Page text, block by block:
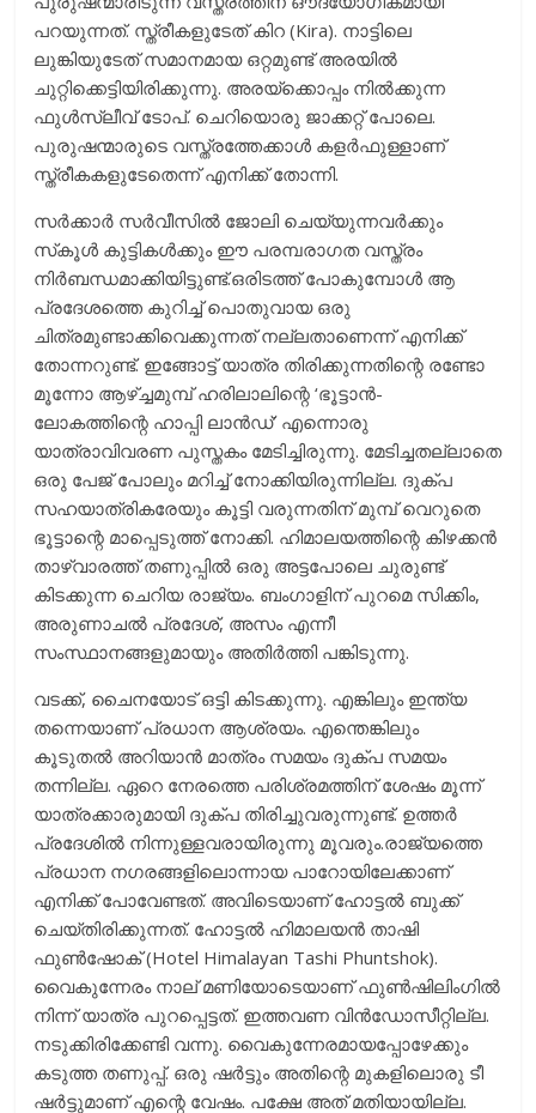
പറയുന്നത്. സ്ത്രീകളുടേത് കിറ (Kira). നാട്ടിലെ
ലുങ്കിയുടേത് സമാനമായ ഒറ്റമുണ്ട് അരയില്‍
ചുറ്റിക്കെട്ടിയിരിക്കുന്നു. അരയ്‌ക്കൊപ്പം നില്‍ക്കുന്ന
ഫുള്‍സ്ലീവ് ടോപ്. ചെറിയൊരു ജാക്കറ്റ് പോലെ.
പുരുഷന്മാരുടെ വസ്ത്രത്തേക്കാള്‍ കളര്‍ഫുള്ളാണ്
സ്ത്രീകകളുടേതെന്ന് എനിക്ക് തോന്നി.
സര്‍ക്കാര്‍ സര്‍വീസില്‍ ജോലി ചെയ്യുന്നവര്‍ക്കും
സ്‌കൂള്‍ കുട്ടികള്‍ക്കും ഈ പരമ്പരാഗത വസ്ത്രം
നിര്‍ബന്ധമാക്കിയിട്ടുണ്ട്.ഒരിടത്ത് പോകുമ്പോള്‍ ആ
പ്രദേശത്തെ കുറിച്ച് പൊതുവായ ഒരു
ചിത്രമുണ്ടാക്കിവെക്കുന്നത് നല്ലതാണെന്ന് എനിക്ക്
തോന്നറുണ്ട്. ഇങ്ങോട്ട് യാത്ര തിരിക്കുന്നതിന്റെ രണ്ടോ
മൂന്നോ ആഴ്ച്ചമുമ്പ് ഹരിലാലിന്റെ ‘ഭൂട്ടാന്‍-
ലോകത്തിന്റെ ഹാപ്പി ലാന്‍ഡ്’ എന്നൊരു
യാത്രാവിവരണ പുസ്തകം മേടിച്ചിരുന്നു. മേടിച്ചതല്ലാതെ
ഒരു പേജ് പോലും മറിച്ച് നോക്കിയിരുന്നില്ല. ദുക്പ
സഹയാത്രികരേയും കൂട്ടി വരുന്നതിന് മുമ്പ് വെറുതെ
ഭൂട്ടാന്റെ മാപ്പെടുത്ത് നോക്കി. ഹിമാലയത്തിന്റെ കിഴക്കന്‍
താഴ്‌വാരത്ത് തണുപ്പില്‍ ഒരു അട്ടപോലെ ചുരുണ്ട്
കിടക്കുന്ന ചെറിയ രാജ്യം. ബംഗാളിന് പുറമെ സിക്കിം,
അരുണാചല്‍ പ്രദേശ്, അസം എന്നീ
സംസ്ഥാനങ്ങളുമായും അതിര്‍ത്തി പങ്കിടുന്നു.
വടക്ക്, ചൈനയോട് ഒട്ടി കിടക്കുന്നു. എങ്കിലും ഇന്ത്യ
തന്നെയാണ് പ്രധാന ആശ്രയം. എന്തെങ്കിലും
കൂടുതല്‍ അറിയാന്‍ മാത്രം സമയം ദുക്പ സമയം
തന്നില്ല. ഏറെ നേരത്തെ പരിശ്രമത്തിന് ശേഷം മൂന്ന്
യാത്രക്കാരുമായി ദുക്പ തിരിച്ചുവരുന്നുണ്ട്. ഉത്തര്‍
പ്രദേശില്‍ നിന്നുള്ളവരായിരുന്നു മൂവരും.രാജ്യത്തെ
പ്രധാന നഗരങ്ങളിലൊന്നായ പാറോയിലേക്കാണ്
എനിക്ക് പോവേണ്ടത്. അവിടെയാണ് ഹോട്ടല്‍ ബുക്ക്
ചെയ്തിരിക്കുന്നത്. ഹോട്ടല്‍ ഹിമാലയന്‍ താഷി
ഫുണ്‍ഷോക് (Hotel Himalayan Tashi Phuntshok).
വൈകുന്നേരം നാല് മണിയോടെയാണ് ഫുണ്‍ഷിലിംഗില്‍
നിന്ന് യാത്ര പുറപ്പെട്ടത്. ഇത്തവണ വിന്‍ഡോസീറ്റില്ല.
നടുക്കിരിക്കേണ്ടി വന്നു. വൈകുന്നേരമായപ്പോഴേക്കും
കടുത്ത തണുപ്പ്. ഒരു ഷര്‍ട്ടും അതിന്റെ മുകളിലൊരു ടീ
ഷര്‍ട്ടുമാണ് എന്റെ വേഷം. പക്ഷേ അത് മതിയായില്ല.